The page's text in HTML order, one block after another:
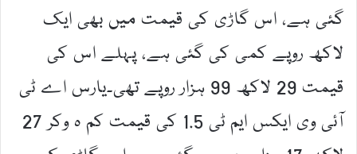
گئی ہے، اس گاڑی کی قیمت میں بھی ایک
لاکھ روپے کمی کی گئی ہے، پہلے اس کی
قیمت 29 لاکھ 99 ہزار روپے تھی۔یارس اے ٹی
آئی وی ایکس ایم ٹی 1.5 کی قیمت کم ہ وکر 27